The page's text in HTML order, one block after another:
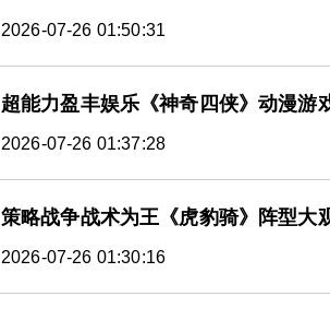
2026-07-26 01:50:31
超能力盈丰娱乐《神奇四侠》动漫游
2026-07-26 01:37:28
策略战争战术为王《虎豹骑》阵型大
2026-07-26 01:30:16